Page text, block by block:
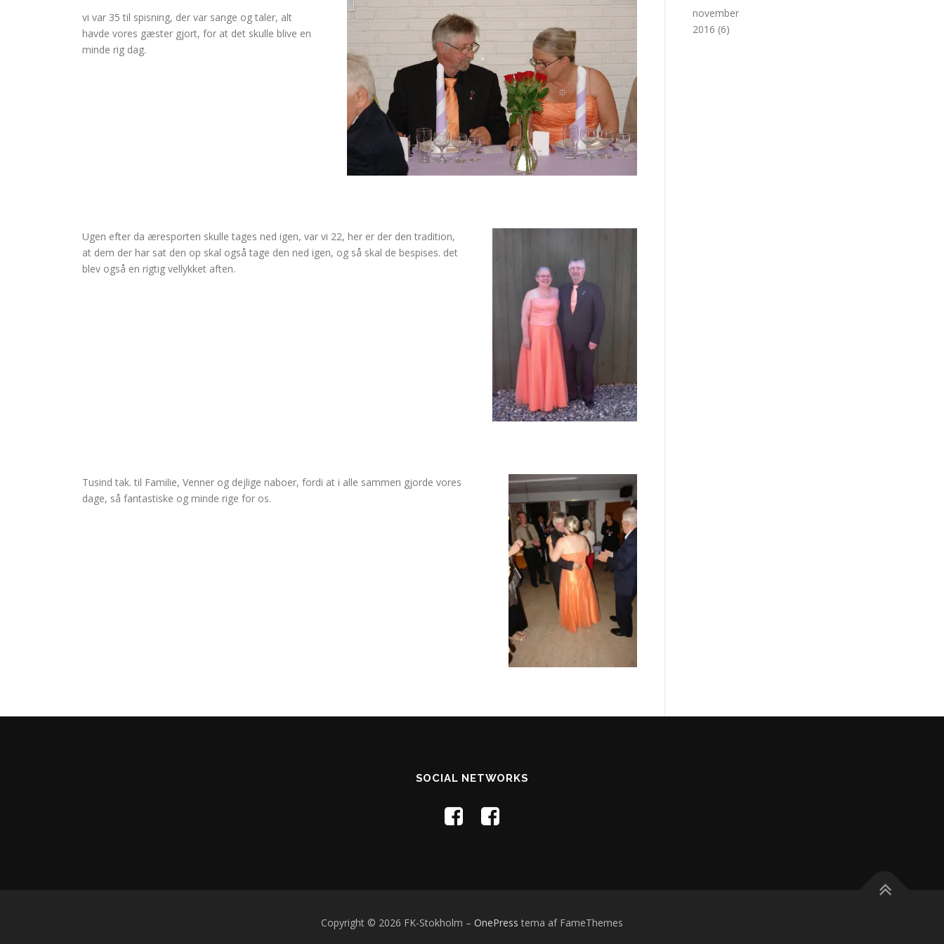
vi var 35 til spisning, der var sange og taler, alt
havde vores gæster gjort, for at det skulle blive en
minde rig dag.
Ugen efter da æresporten skulle tages ned igen, var vi 22, her er der den tradition,
at dem der har sat den op skal også tage den ned igen, og så skal de bespises. det
blev også en rigtig vellykket aften.
Tusind tak. til Familie, Venner og dejlige naboer, fordi at i alle sammen gjorde vores
dage, så fantastiske og minde rige for os.
november
2016 (6)
SOCIAL NETWORKS
Copyright © 2026 FK-Stokholm – OnePress tema af FameThemes